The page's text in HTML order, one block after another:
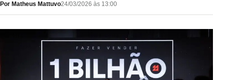
Por Matheus Mattuvo24/03/2026 às 13:00